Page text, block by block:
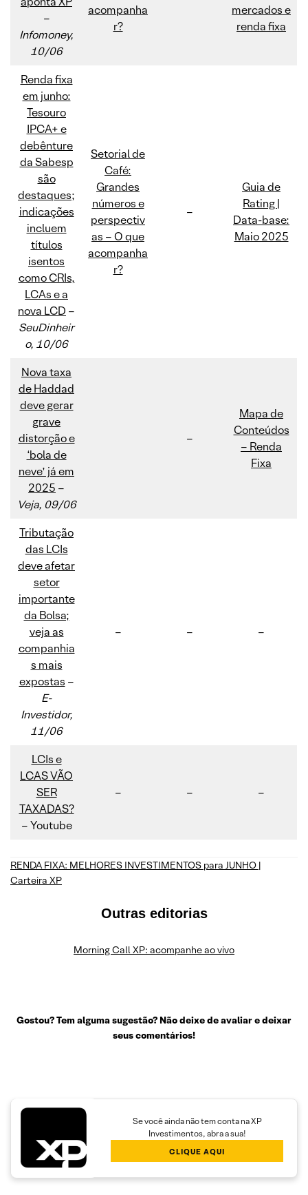
–
Infomoney,
10/06
acompanha
r?
mercados e
renda fixa
Renda fixa
em junho:
Tesouro
IPCA+ e
debênture
da Sabesp
são
destaques;
indicações
incluem
títulos
isentos
como CRIs,
LCAs e a
nova LCD –
SeuDinheir
o, 10/06
Setorial de
Café:
Grandes
números e
perspectiv
as – O que
acompanha
r?
–
Guia de
Rating |
Data-base:
Maio 2025
Nova taxa
de Haddad
deve gerar
grave
distorção e
‘bola de
neve’ já em
2025 –
Veja, 09/06
–
Mapa de
Conteúdos
– Renda
Fixa
Tributação
das LCIs
deve afetar
setor
importante
da Bolsa;
veja as
companhia
s mais
expostas –
E-
Investidor,
11/06
– – –
LCIs e
LCAS VÃO
SER
TAXADAS?
– Youtube
– – –
RENDA FIXA: MELHORES INVESTIMENTOS para JUNHO |
Carteira XP
Outras editorias
Morning Call XP: acompanhe ao vivo
Gostou? Tem alguma sugestão? Não deixe de avaliar e deixar
seus comentários!
Se você ainda não tem conta na XP
Investimentos, abra a sua!
CLIQUE AQUI